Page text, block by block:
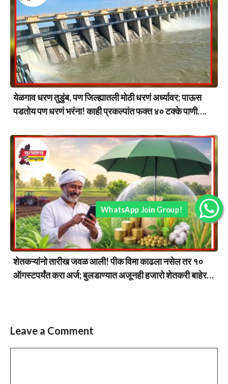
येळगाव धरण तुडुंब, पण जिल्ह्यातली मोठी धरणं अर्ध्यावर; पाऊस
पडतोय पण धरणं भरंना! काही प्रकल्पांत फक्त ४० टक्के पाणी….
शेतकऱ्यांनो तारीख जवळ आली! पीक विमा काढला नसेल तर १०
ऑगस्टपर्यंत करा अर्ज; बुलडाण्यात अजूनही हजारो शेतकरी बाहेर…
Leave a Comment
WhatsApp Join Group!